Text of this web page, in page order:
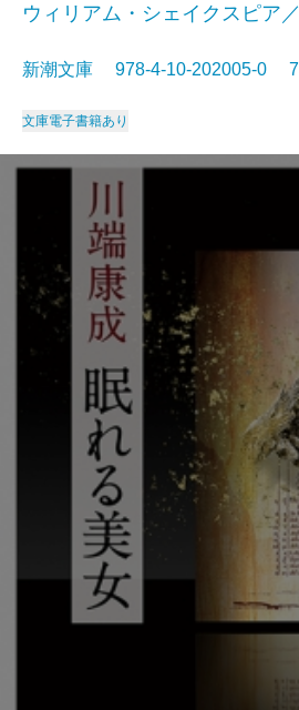
ウィリアム・シェイクスピア
新潮文庫 978-4-10-202005-0
文庫電子書籍あり